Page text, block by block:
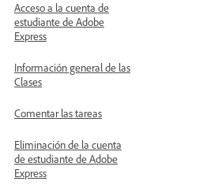
Acceso a la cuenta de
estudiante de Adobe
Express
Información general de las
Clases
Comentar las tareas
Eliminación de la cuenta
de estudiante de Adobe
Express